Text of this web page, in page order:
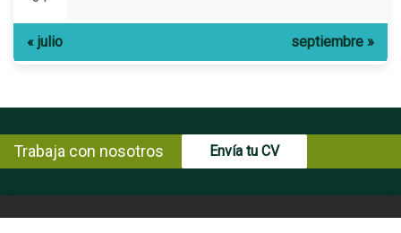
« julio septiembre »
Trabaja con nosotros Envía tu CV